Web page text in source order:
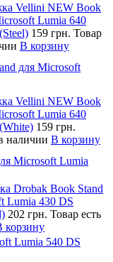
Vellini NEW Book
Lumia 640
159 грн. Товар
В корзину
для Microsoft
Vellini NEW Book
Lumia 640
159 грн.
наличии В корзину
Microsoft Lumia
Drobak Book Stand
Lumia 430 DS
202 грн. Товар есть
корзину
Lumia 540 DS